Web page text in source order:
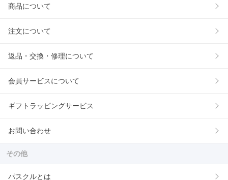
商品について
注文について
返品・交換・修理について
会員サービスについて
ギフトラッピングサービス
お問い合わせ
その他
パスクルとは